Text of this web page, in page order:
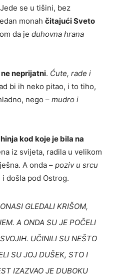
se u tišini, bez
monah čitajući Sveto
da je duhovna hrana
neprijatni. Ćute, rade i
bi ih neko pitao, i to tiho,
nego – mudro i
kod koje je bila na
iz svijeta, radila u velikom
A onda – poziv u srcu
i došla pod Ostrog.
GLEDALI KRIŠOM,
A ONDA SU JE POČELI
. UČINILI SU NEŠTO
SU JOJ DUŠEK, STO I
IZAZVAO JE DUBOKU